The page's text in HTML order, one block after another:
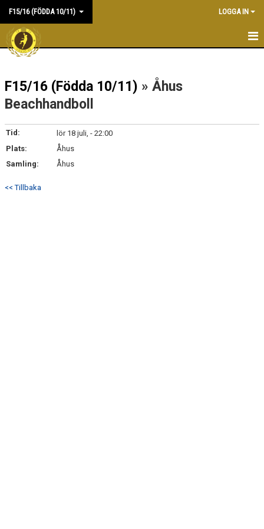
F15/16 (FÖDDA 10/11) LOGGA IN
HEM
NYHETER
KALENDER
MATCHER
TRUPPEN
DOKUMENT
F15/16 (Födda 10/11) » Åhus
Beachhandboll
Tid:
lör 18 juli, - 22:00
Plats:
Åhus
Samling:
Åhus
<< Tillbaka